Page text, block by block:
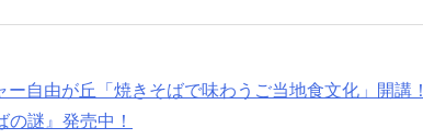
ー自由が丘「焼きそばで味わうご当地食文化」開講！
謎』発売中！